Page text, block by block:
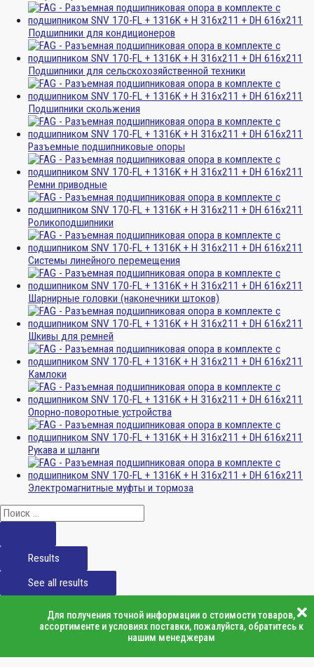
Подшипники для кондиционеров
Подшипники для сельскохозяйственной техники
Подшипники скольжения
Разъемные подшипниковые опоры
Ремни приводные
Роликоподшипники
Системы линейного перемещения
Шарнирные головки (наконечники штоков)
Шкивы для ремней
Камлоки
Опорно-поворотные устройства
Рукава и шланги
Электромагнитные муфты и тормоза
Results
See all results
Для получения точной информации о стоимости товаров,
ассортименте и условиях поставки, пожалуйста, обратитесь к
нашим менеджерам